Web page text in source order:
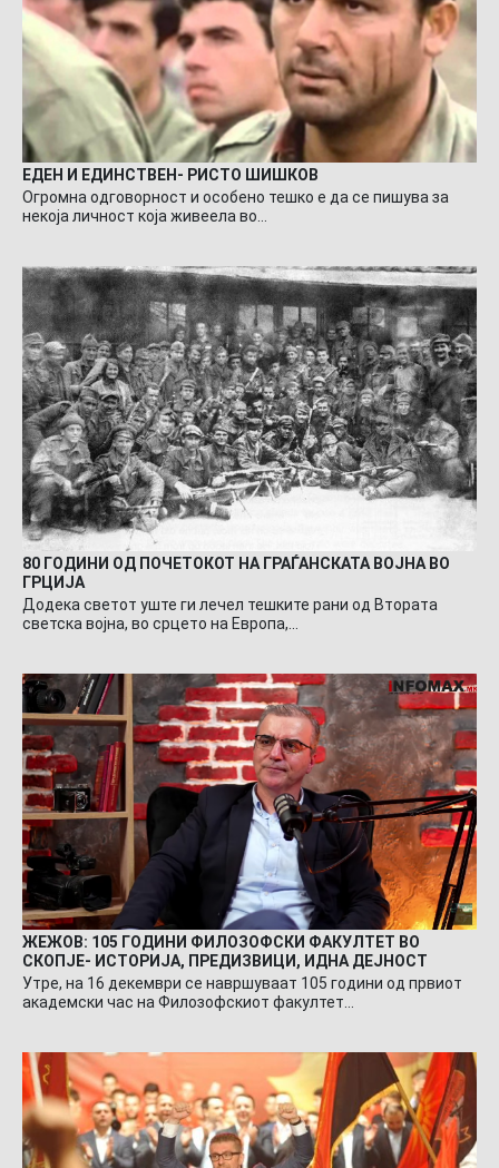
ЕДЕН И ЕДИНСТВЕН- РИСТО ШИШКОВ
Огромна одговорност и особено тешко е да се пишува за
некоја личност која живеела во…
80 ГОДИНИ ОД ПОЧЕТОКОТ НА ГРАЃАНСКАТА ВОЈНА ВО
ГРЦИЈА
Додека светот уште ги лечел тешките рани од Втората
светска војна, во срцето на Европа,…
ЖЕЖОВ: 105 ГОДИНИ ФИЛОЗОФСКИ ФАКУЛТЕТ ВО
СКОПЈЕ- ИСТОРИЈА, ПРЕДИЗВИЦИ, ИДНА ДЕЈНОСТ
Утре, на 16 декември се навршуваат 105 години од првиот
академски час на Филозофскиот факултет…